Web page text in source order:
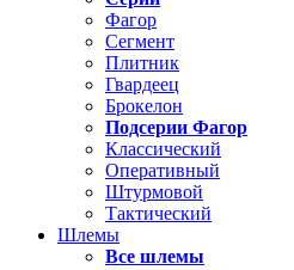
Фагор
Сегмент
Плитник
Гвардеец
Брокелон
Подсерии Фагор
Классический
Оперативный
Штурмовой
Тактический
Шлемы
Все шлемы